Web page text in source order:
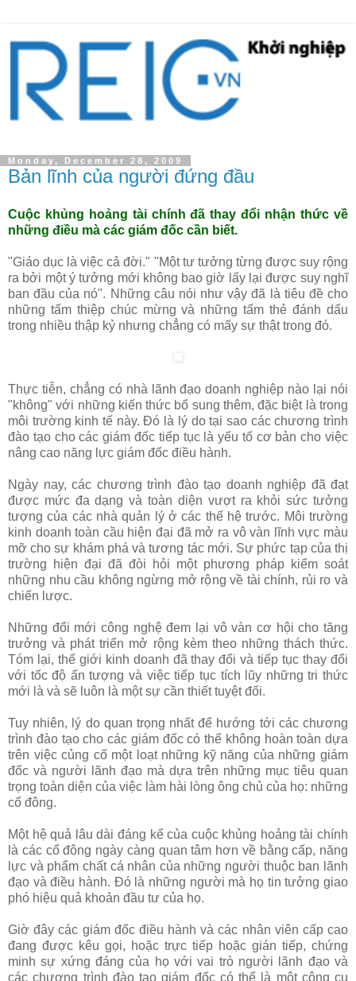
Monday, December 28, 2009
Bản lĩnh của người đứng đầu
Cuộc khủng hoảng tài chính đã thay đổi nhận thức về
những điều mà các giám đốc cần biết.
"Giáo dục là việc cả đời." "Một tư tưởng từng được suy rộng
ra bởi một ý tưởng mới không bao giờ lấy lại được suy nghĩ
ban đầu của nó". Những câu nói như vậy đã là tiêu đề cho
những tấm thiệp chúc mừng và những tấm thẻ đánh dấu
trong nhiều thập kỷ nhưng chẳng có mấy sự thật trong đó.
Thực tiễn, chẳng có nhà lãnh đạo doanh nghiệp nào lại nói
"không" với những kiến thức bổ sung thêm, đặc biệt là trong
môi trường kinh tế này. Đó là lý do tại sao các chương trình
đào tạo cho các giám đốc tiếp tục là yếu tố cơ bản cho việc
nâng cao năng lực giám đốc điều hành.
Ngày nay, các chương trình đào tạo doanh nghiệp đã đạt
được mức đa dạng và toàn diện vượt ra khỏi sức tưởng
tượng của các nhà quản lý ở các thế hệ trước. Môi trường
kinh doanh toàn cầu hiện đại đã mở ra vô vàn lĩnh vực màu
mỡ cho sự khám phá và tương tác mới. Sự phức tạp của thị
trường hiện đại đã đòi hỏi một phương pháp kiểm soát
những nhu cầu không ngừng mở rộng về tài chính, rủi ro và
chiến lược.
Những đổi mới công nghệ đem lại vô vàn cơ hội cho tăng
trưởng và phát triển mở rộng kèm theo những thách thức.
Tóm lại, thế giới kinh doanh đã thay đổi và tiếp tục thay đổi
với tốc độ ấn tượng và việc tiếp tục tích lũy những tri thức
mới là và sẽ luôn là một sự cần thiết tuyệt đối.
Tuy nhiên, lý do quan trọng nhất để hướng tới các chương
trình đào tạo cho các giám đốc có thể không hoàn toàn dựa
trên việc củng cố một loạt những kỹ năng của những giám
đốc và người lãnh đạo mà dựa trên những mục tiêu quan
trọng toàn diện của việc làm hài lòng ông chủ của họ: những
cổ đông.
Một hệ quả lâu dài đáng kể của cuộc khủng hoảng tài chính
là các cổ đông ngày càng quan tâm hơn về bằng cấp, năng
lực và phẩm chất cá nhân của những người thuộc ban lãnh
đạo và điều hành. Đó là những người mà họ tin tưởng giao
phó hiệu quả khoản đầu tư của họ.
Giờ đây các giám đốc điều hành và các nhân viên cấp cao
đang được kêu gọi, hoặc trực tiếp hoặc gián tiếp, chứng
minh sự xứng đáng của họ với vai trò người lãnh đạo và
các chương trình đào tạo giám đốc có thể là một công cụ